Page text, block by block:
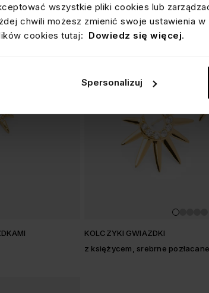
wszystkie pliki cookies lub
chwili możesz zmienić swoje ustawienia
cookies tutaj: Dowiedz się więcej.
Spersonalizuj
KOLCZYKI GWIAZDKI
z księżycem, srebrne pozłacane